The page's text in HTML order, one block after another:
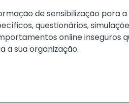
de sensibilização para
questionários,
online inseguros
a sua organização.